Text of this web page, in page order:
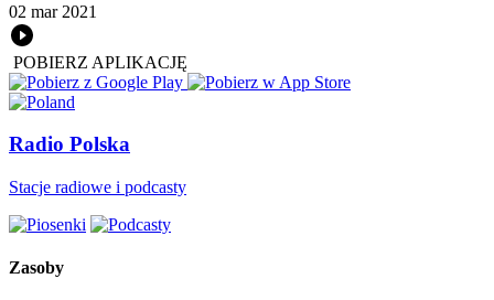
02 mar 2021
POBIERZ APLIKACJĘ
Radio Polska
Stacje radiowe i podcasty
Zasoby